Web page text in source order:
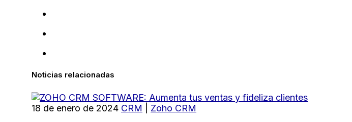
Noticias relacionadas
18 de enero de 2024 CRM Zoho CRM